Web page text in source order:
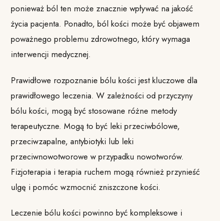
ponieważ ból ten może znacznie wpływać na jakość
życia pacjenta. Ponadto, ból kości może być objawem
poważnego problemu zdrowotnego, który wymaga
interwencji medycznej.
Prawidłowe rozpoznanie bólu kości jest kluczowe dla
prawidłowego leczenia. W zależności od przyczyny
bólu kości, mogą być stosowane różne metody
terapeutyczne. Mogą to być leki przeciwbólowe,
przeciwzapalne, antybiotyki lub leki
przeciwnowotworowe w przypadku nowotworów.
Fizjoterapia i terapia ruchem mogą również przynieść
ulgę i pomóc wzmocnić zniszczone kości.
Leczenie bólu kości powinno być kompleksowe i